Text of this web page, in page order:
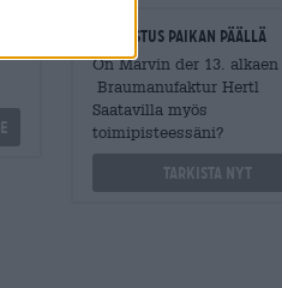
Tarkastus paikan päällä
On Marvin der 13. alkaen
Braumanufaktur Hertl
Saatavilla myös
toimipisteessäni?
Tarkista nyt